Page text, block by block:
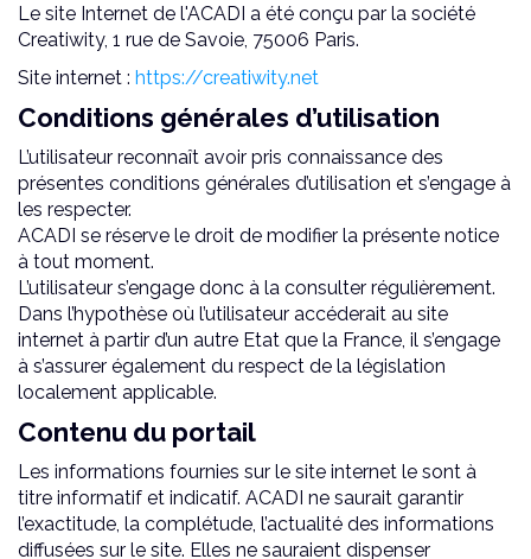
Le site Internet de l'ACADI a été conçu par la société
Creatiwity, 1 rue de Savoie, 75006 Paris.
Site internet : https://creatiwity.net
Conditions générales d’utilisation
L’utilisateur reconnaît avoir pris connaissance des
présentes conditions générales d’utilisation et s’engage à
les respecter.
ACADI se réserve le droit de modifier la présente notice
à tout moment.
L’utilisateur s’engage donc à la consulter régulièrement.
Dans l’hypothèse où l’utilisateur accéderait au site
internet à partir d’un autre Etat que la France, il s’engage
à s’assurer également du respect de la législation
localement applicable.
Contenu du portail
Les informations fournies sur le site internet le sont à
titre informatif et indicatif. ACADI ne saurait garantir
l’exactitude, la complétude, l’actualité des informations
diffusées sur le site. Elles ne sauraient dispenser